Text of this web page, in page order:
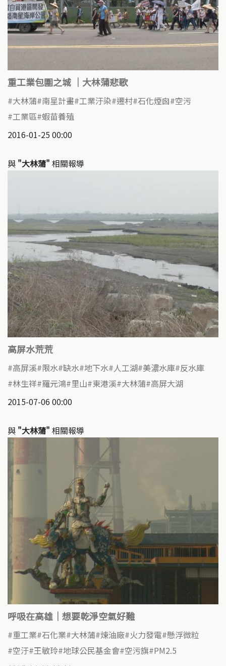
重工業包圍之城 ｜大林蒲悲歌
大林蒲 南星計畫 工業汙染 遷村 石化煙囪 空污
工業區 蝦苗養殖
2016-01-25 00:00
與 "大林蒲" 相關報導
高屏水荒荒
高屏溪 限水 缺水 地下水 人工湖 美濃水庫 反水庫
林生祥 羅元鴻 里山 東港溪 大林蒲 高屏大湖
2015-07-06 00:00
與 "大林蒲" 相關報導
呼吸在高雄｜想要乾淨空氣好難
重工業 石化業 大林蒲 煉油廠 火力發電 懸浮微粒
空汙 王敏玲 地球公民基金會 空污旗 PM2.5